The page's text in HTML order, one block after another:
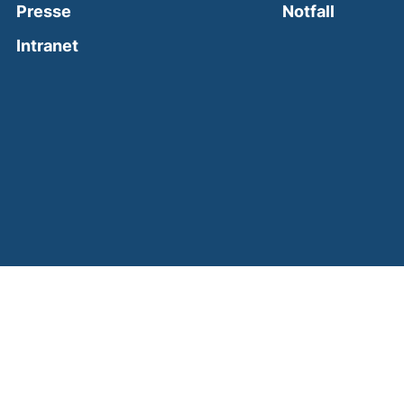
Presse
Intranet(external link, opens in a new window)
Notfall